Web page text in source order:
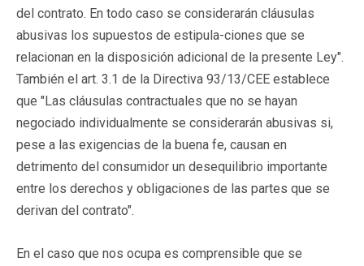
del contrato. En todo caso se considerarán cláusulas
abusivas los supuestos de estipula-ciones que se
relacionan en la disposición adicional de la presente Ley".
También el art. 3.1 de la Directiva 93/13/CEE establece
que "Las cláusulas contractuales que no se hayan
negociado individualmente se considerarán abusivas si,
pese a las exigencias de la buena fe, causan en
detrimento del consumidor un desequilibrio importante
entre los derechos y obligaciones de las partes que se
derivan del contrato".
En el caso que nos ocupa es comprensible que se